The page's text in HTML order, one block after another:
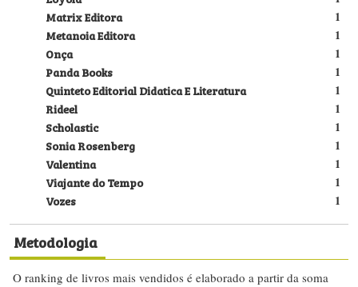
1
Matrix Editora
1
Metanoia Editora
1
Onça
1
Panda Books
1
Quinteto Editorial Didatica E Literatura
1
Rideel
1
Scholastic
1
Sonia Rosenberg
1
Valentina
1
Viajante do Tempo
1
Vozes
Metodologia
O ranking de livros mais vendidos é elaborado a partir da soma